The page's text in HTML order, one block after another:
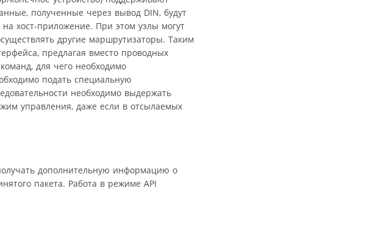
полученные через вывод DIN, будут
хост-приложение. При этом узлы могут
другие маршрутизаторы. Таким
предлагая вместо проводных
для чего необходимо
подать специальную
необходимо выдержать
управления, даже если в отсылаемых
дополнительную информацию о
пакета. Работа в режиме API